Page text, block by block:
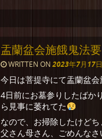
盂蘭盆会施餓鬼法要
WRITTEN ON2023年7月17日
今日は菩提寺にて盂蘭盆
4日前にお墓参りしたばか
ら見事に萎れてた
なので、お掃除したけど
父さん母さん、ごめんなさ